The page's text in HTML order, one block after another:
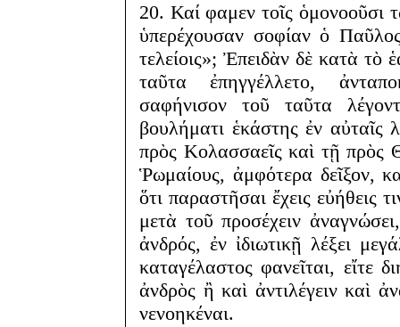
20. Καί φαμεν τοῖς ὁμονοοῦσι
ὑπερέχουσαν σοφίαν ὁ
τελείοις»; Ἐπειδὰν δὲ κατὰ
ταῦτα ἐπηγγέλλετο,
σαφήνισον τοῦ ταῦτα
βουλήματι ἑκάστης ἐν αὐταῖς
πρὸς Κολασσαεῖς καὶ τῇ πρὸς
Ῥωμαίους, ἀμφότερα δεῖξον,
ὅτι παραστῆσαι ἔχεις εὐήθεις
μετὰ τοῦ προσέχειν
ἀνδρός, ἐν ἰδιωτικῇ λέξει
καταγέλαστος φανεῖται, εἴτε
ἀνδρὸς ἢ καὶ ἀντιλέγειν καὶ
νενοηκέναι.